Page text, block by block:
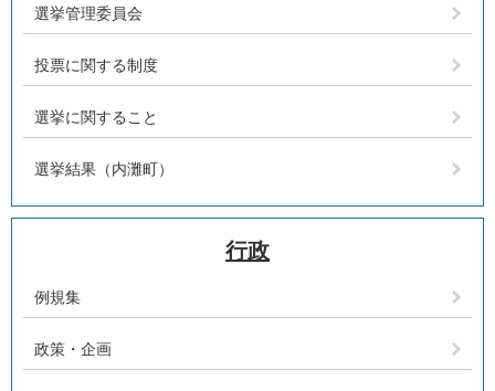
選挙管理委員会
投票に関する制度
選挙に関すること
選挙結果（内灘町）
行政
例規集
政策・企画